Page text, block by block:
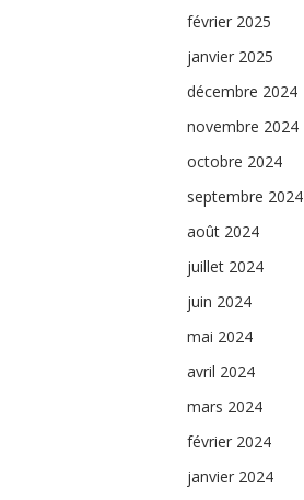
février 2025
janvier 2025
décembre 2024
novembre 2024
octobre 2024
septembre 2024
août 2024
juillet 2024
juin 2024
mai 2024
avril 2024
mars 2024
février 2024
janvier 2024